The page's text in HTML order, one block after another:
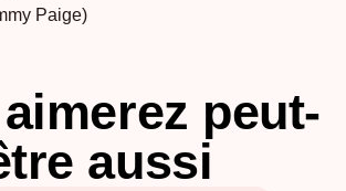
Paige)
peut-
aussi